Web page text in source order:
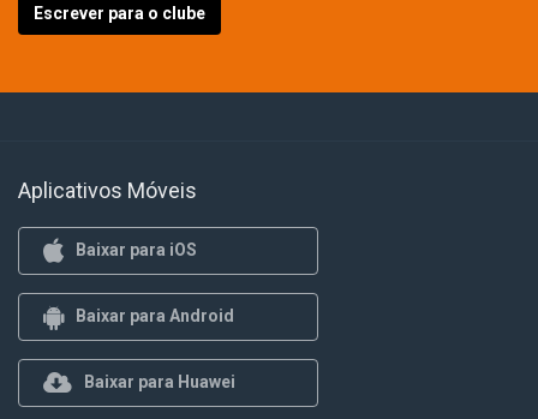
Escrever para o clube
Aplicativos Móveis
Baixar para iOS
Baixar para Android
Baixar para Huawei